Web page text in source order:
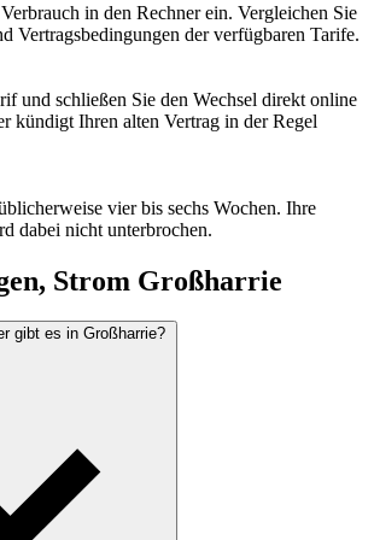
in den Rechner ein. Vergleichen Sie
Vertragsbedingungen der verfügbaren Tarife.
und schließen Sie den Wechsel direkt online
kündigt Ihren alten Vertrag in der Regel
vier bis sechs Wochen. Ihre
dabei nicht unterbrochen.
Strom Großharrie
gibt es in Großharrie?